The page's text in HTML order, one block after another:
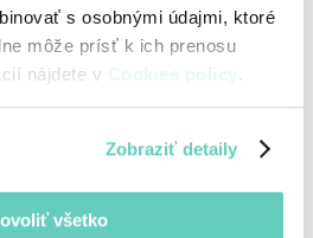
s osobnými údajmi, ktoré
môže prísť k ich prenosu
nájdete v Cookies policy.
Zobraziť detaily
všetko
registrovať